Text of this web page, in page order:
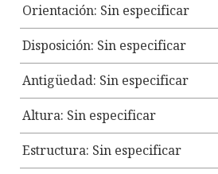
Orientación: Sin especificar
Disposición: Sin especificar
Antigüedad: Sin especificar
Altura: Sin especificar
Estructura: Sin especificar